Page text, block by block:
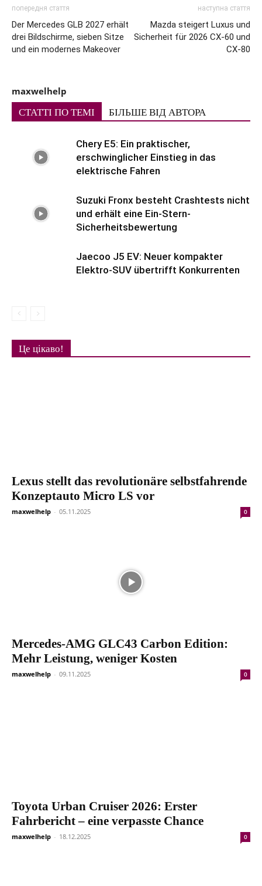
попередня стаття
Der Mercedes GLB 2027 erhält
drei Bildschirme, sieben Sitze
und ein modernes Makeover
наступна стаття
Mazda steigert Luxus und
Sicherheit für 2026 CX-60 und
CX-80
maxwelhelp
СТАТТІ ПО ТЕМІ БІЛЬШЕ ВІД АВТОРА
Chery E5: Ein praktischer,
erschwinglicher Einstieg in das
elektrische Fahren
Suzuki Fronx besteht Crashtests nicht
und erhält eine Ein-Stern-
Sicherheitsbewertung
Jaecoo J5 EV: Neuer kompakter
Elektro-SUV übertrifft Konkurrenten
Це цікаво!
Lexus stellt das revolutionäre selbstfahrende
Konzeptauto Micro LS vor
maxwelhelp - 05.11.2025 0
Mercedes-AMG GLC43 Carbon Edition:
Mehr Leistung, weniger Kosten
maxwelhelp - 09.11.2025 0
Toyota Urban Cruiser 2026: Erster
Fahrbericht – eine verpasste Chance
maxwelhelp - 18.12.2025 0